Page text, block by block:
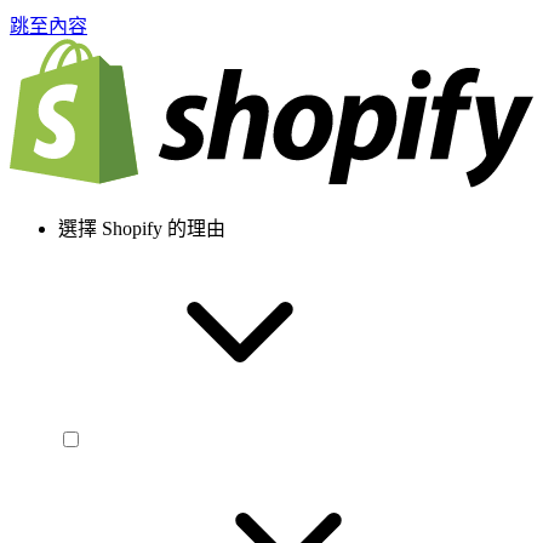
跳至內容
選擇 Shopify 的理由